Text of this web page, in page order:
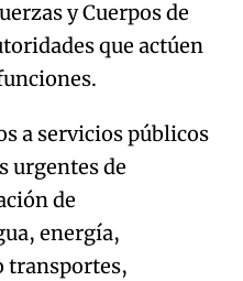
y Cuerpos de
que actúen
a servicios públicos
urgentes de
de
energía,
transportes,